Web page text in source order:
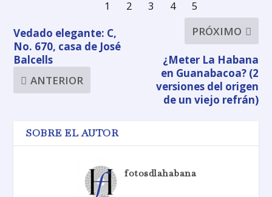
Vedado elegante: C,
No. 670, casa de José
Balcells
ANTERIOR
PRÓXIMO
¿Meter La Habana
en Guanabacoa? (2
versiones del origen
de un viejo refrán)
SOBRE EL AUTOR
fotosdlahabana